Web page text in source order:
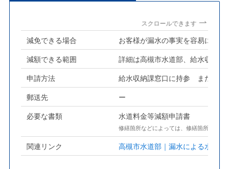
スクロールできます
減免できる場合
お客様が漏水の事実を容易に確
減額できる範囲
詳細は高槻市水道部、給水収納課
申請方法
給水収納課窓口に持参 または
郵送先
ー
必要な書類
水道料金等減額申請書
修繕箇所などによっては、修繕箇所の写
関連リンク 高槻市水道部｜漏水による水道